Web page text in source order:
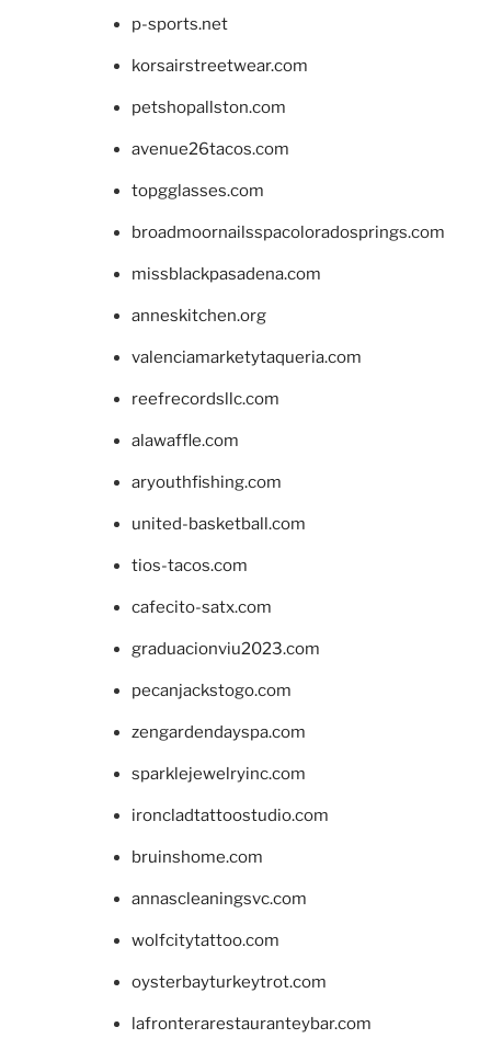
p-sports.net
korsairstreetwear.com
petshopallston.com
avenue26tacos.com
topgglasses.com
broadmoornailsspacoloradosprings.com
missblackpasadena.com
anneskitchen.org
valenciamarketytaqueria.com
reefrecordsllc.com
alawaffle.com
aryouthfishing.com
united-basketball.com
tios-tacos.com
cafecito-satx.com
graduacionviu2023.com
pecanjackstogo.com
zengardendayspa.com
sparklejewelryinc.com
ironcladtattoostudio.com
bruinshome.com
annascleaningsvc.com
wolfcitytattoo.com
oysterbayturkeytrot.com
lafronterarestauranteybar.com